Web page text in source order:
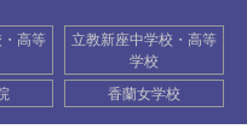
高等
立教新座中学校・高等
学校
香蘭女学校